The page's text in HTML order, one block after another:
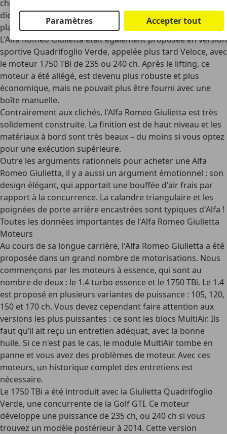
choisi : même le plus modeste des moteurs à essence ou
diesel estvifet la boîte de vitesses manuelle est également
plaisante à manipuler.
L'Alfa Romeo Giulietta était également proposée en version
sportive Quadrifoglio Verde, appelée plus tard Veloce, avec
le moteur 1750 TBi de 235 ou 240 ch. Après le lifting, ce
moteur a été allégé, est devenu plus robuste et plus
économique, mais ne pouvait plus être fourni avec une
boîte manuelle.
Contrairement aux clichés, l'Alfa Romeo Giulietta esttrès
solidement construite. La finition est de haut niveau et les
matériaux à bord sont très beaux – du moins si vous optez
pour une exécution supérieure.
Outre les arguments rationnels pour acheter une Alfa
Romeo Giulietta, il y a aussi un argument émotionnel : son
design élégant, qui apportait une bouffée d'air frais par
rapport à la concurrence. La calandre triangulaire et les
poignées de porte arrière encastrées sont typiques d'Alfa !
Toutes les données importantes de l'Alfa Romeo Giulietta
Moteurs
Au cours de sa longue carrière, l'Alfa Romeo Giulietta a été
proposée dans un grand nombre de motorisations. Nous
commençons par les moteurs à essence, qui sont au
nombre de deux : le 1.4 turbo essence et le 1750 TBi. Le 1.4
est proposé en plusieurs variantes de puissance : 105, 120,
150 et 170 ch. Vous devez cependant faire attention aux
versions les plus puissantes : ce sont les blocs MultiAir. Ils
faut qu’il ait reçu un entretien adéquat, avec la bonne
huile. Si ce n'est pas le cas, le module MultiAir tombe en
panne et vous avez des problèmes de moteur. Avec ces
moteurs, un historique complet des entretiens est
nécessaire.
Le 1750 TBi a été introduit avec la Giulietta Quadrifoglio
Verde, une concurrente de la Golf GTI. Ce moteur
développe une puissance de 235 ch, ou 240 ch si vous
trouvez un modèle postérieur à 2014. Cette version
Paramètres Accepter tout